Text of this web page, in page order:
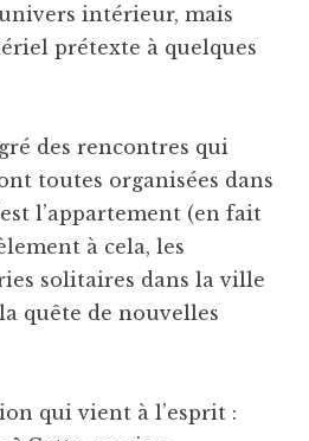
intérieur, mais
prétexte à quelques
des rencontres qui
toutes organisées dans
l’appartement (en fait
à cela, les
solitaires dans la ville
quête de nouvelles
qui vient à l’esprit :